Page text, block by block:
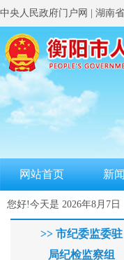
中央人民政府门户网 湖南
网站首页 新
您好!今天是 2026年8月7日
>> 市纪委监委驻
局纪检监察组